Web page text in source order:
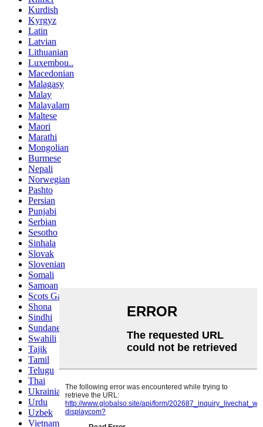
Kurdish
Kyrgyz
Latin
Latvian
Lithuanian
Luxembou..
Macedonian
Malagasy
Malay
Malayalam
Maltese
Maori
Marathi
Mongolian
Burmese
Nepali
Norwegian
Pashto
Persian
Punjabi
Serbian
Sesotho
Sinhala
Slovak
Slovenian
Somali
Samoan
Scots Gaelic
Shona
Sindhi
Sundanese
Swahili
Tajik
Tamil
Telugu
Thai
Ukrainian
Urdu
Uzbek
Vietnamese